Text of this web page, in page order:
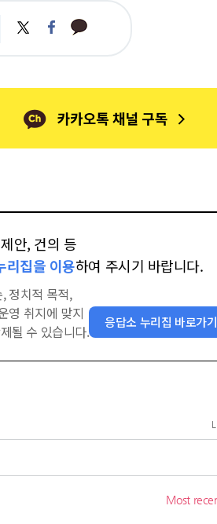
트
위
페
이
카
카
안, 건의 등
리집을 이용하여 주시기 바랍니다.
정치적 목적,
영 취지에 맞지
될 수 있습니다.
응답소 누리집 바로가기